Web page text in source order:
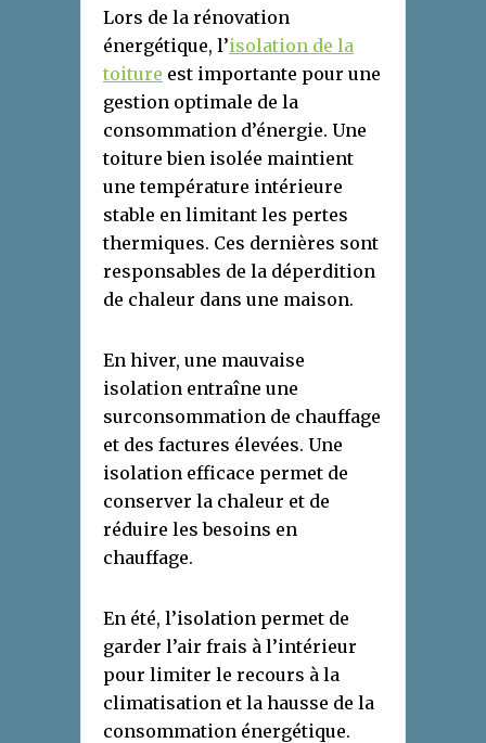
Lors de la rénovation
énergétique, l’isolation de la
toiture est importante pour une
gestion optimale de la
consommation d’énergie. Une
toiture bien isolée maintient
une température intérieure
stable en limitant les pertes
thermiques. Ces dernières sont
responsables de la déperdition
de chaleur dans une maison.
En hiver, une mauvaise
isolation entraîne une
surconsommation de chauffage
et des factures élevées. Une
isolation efficace permet de
conserver la chaleur et de
réduire les besoins en
chauffage.
En été, l’isolation permet de
garder l’air frais à l’intérieur
pour limiter le recours à la
climatisation et la hausse de la
consommation énergétique.